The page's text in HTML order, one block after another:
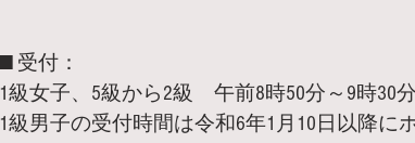
■ 受付：
1級女子、5級から2級　午前8時50分～9時30
1級男子の受付時間は令和6年1月10日以降に